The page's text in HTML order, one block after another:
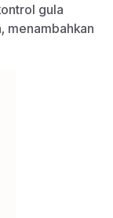
gula
menambahkan